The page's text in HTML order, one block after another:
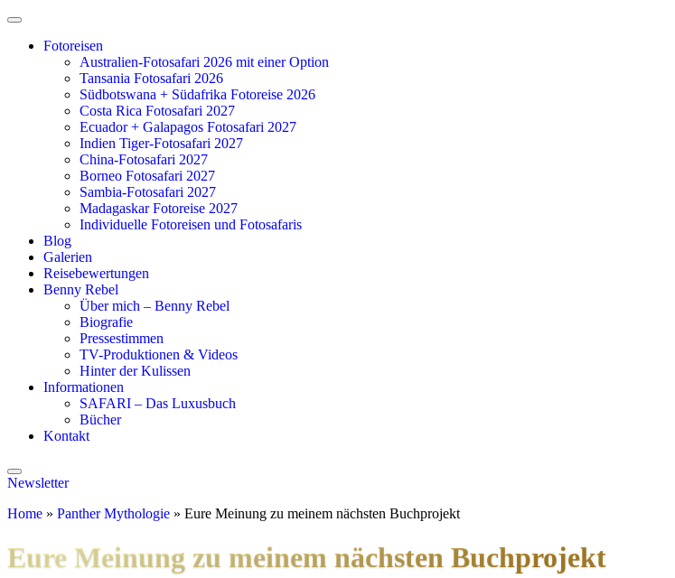
Zum
springenFotoreisen
Australien-Fotosafari 2026 mit einer Option
Tansania Fotosafari 2026
Südbotswana + Südafrika Fotoreise 2026
Costa Rica Fotosafari 2027
Ecuador + Galapagos Fotosafari 2027
Indien Tiger-Fotosafari 2027
China-Fotosafari 2027
Borneo Fotosafari 2027
Sambia-Fotosafari 2027
Madagaskar Fotoreise 2027
Individuelle Fotoreisen und Fotosafaris
Blog
Galerien
Reisebewertungen
Benny Rebel
Über mich – Benny Rebel
Biografie
Pressestimmen
TV-Produktionen & Videos
Hinter der Kulissen
Informationen
SAFARI – Das Luxusbuch
Bücher
Kontakt
Newsletter
Home » Panther Mythologie » Eure Meinung zu meinem nächsten Buchprojekt
Eure Meinung zu meinem nächsten Buchprojekt